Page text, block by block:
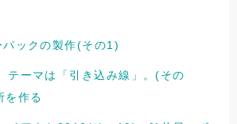
パックの製作(その1)
テーマは「引き込み線」。(その
を作る